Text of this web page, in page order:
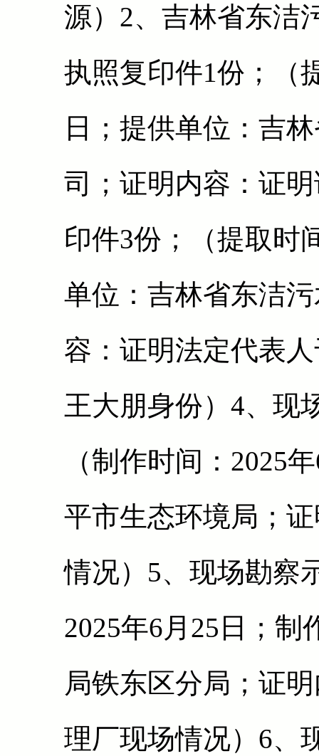
源）2、吉林省东洁
执照复印件1份；（
日；提供单位：吉
司；证明内容：证
印件3份；（提取时
单位：吉林省东洁
容：证明法定代表
王大朋身份）4、现
（制作时间：2025
平市生态环境局；
情况）5、现场勘察
2025年6月25日；
局铁东区分局；证
理厂现场情况）6、